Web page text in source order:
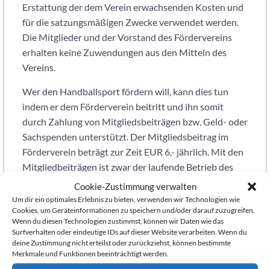
Cookie-Zustimmung verwalten
Um dir ein optimales Erlebnis zu bieten, verwenden wir Technologien wie
Cookies, um Geräteinformationen zu speichern und/oder darauf zuzugreifen.
Wenn du diesen Technologien zustimmst, können wir Daten wie das
Surfverhalten oder eindeutige IDs auf dieser Website verarbeiten. Wenn du
deine Zustimmung nicht erteilst oder zurückziehst, können bestimmte
Merkmale und Funktionen beeinträchtigt werden.
Heidelberg-
Leimen.
Erstattung der dem Verein erwachsenden Kosten und
für die satzungsmäßigen Zwecke verwendet werden.
Die Mitglieder und der Vorstand des Fördervereins
erhalten keine Zuwendungen aus den Mitteln des
Vereins.
Wer den Handballsport fördern will, kann dies tun
indem er dem Förderverein beitritt und ihn somit
durch Zahlung von Mitgliedsbeiträgen bzw. Geld- oder
Sachspenden unterstützt. Der Mitgliedsbeitrag im
Förderverein beträgt zur Zeit EUR 6,- jährlich. Mit den
Mitgliedbeiträgen ist zwar der laufende Betrieb des
Fördervereins sichergestellt, allerdings kann eine
sinnvolle und angestrebte Förderung gerade der
Jugendmannschaften nur mit zusätzlicher finanzieller
Unterstützung erfolgen. Es wird deshalb von jedem
Mitglied erbeten, dass darüber hinausgehend eine
jährliche, zusätzliche Unterstützung in Form einer